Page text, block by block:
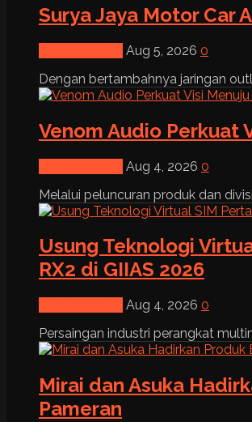
Surya Jaya Motor Car
Aug 5, 2026 0
Dengan bertambahnya jaringan
Venom Audio Perkuat
Aug 4, 2026 0
Melalui peluncuran produk dan
Usung Teknologi
RX2 di GIIAS 2026
Aug 4, 2026 0
Persaingan industri perangkat
Mirai dan Asuka
Pameran